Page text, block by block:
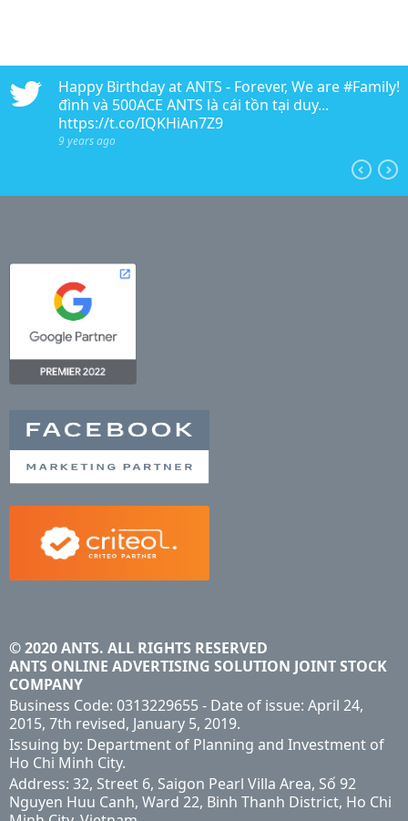
Happy Birthday at ANTS - Forever, We are
đình và 500ACE ANTS là cái tồn tại duy...
https://t.co/IQKHiAn7Z9
9 years ago
© 2020 ANTS. ALL RIGHTS RESERVED
ANTS ONLINE ADVERTISING SOLUTION JOINT STOCK
COMPANY
Business Code: 0313229655 - Date of issue: April 24,
2015, 7th revised, January 5, 2019.
Issuing by: Department of Planning and Investment of
Ho Chi Minh City.
Address: 32, Street 6, Saigon Pearl Villa Area, Số 92
Nguyen Huu Canh, Ward 22, Binh Thanh District, Ho Chi